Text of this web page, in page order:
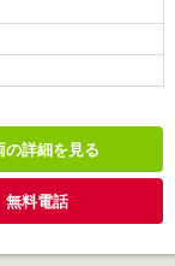
の詳細を見る
無料電話